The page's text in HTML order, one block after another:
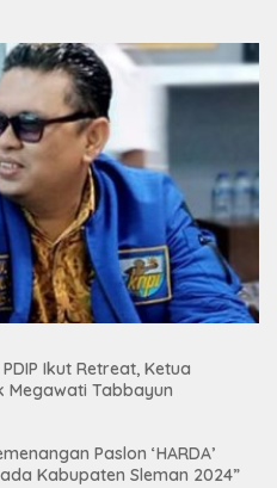
Ikut Retreat, Ketua
Megawati Tabbayun
Paslon ‘HARDA’
Kabupaten Sleman 2024”